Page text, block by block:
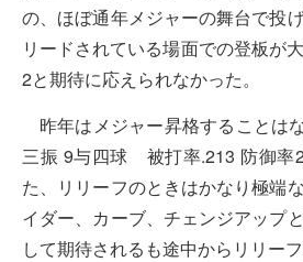
の、ほぼ通年メジャーの舞台で投
リードされている場面での登板が
2と期待に応えられなかった。
昨年はメジャー昇格することは
三振 9与四球 被打率.213 防御率
た、リリーフのときはかなり極端
イダー、カーブ、チェンジアップ
して期待されるも途中からリリー